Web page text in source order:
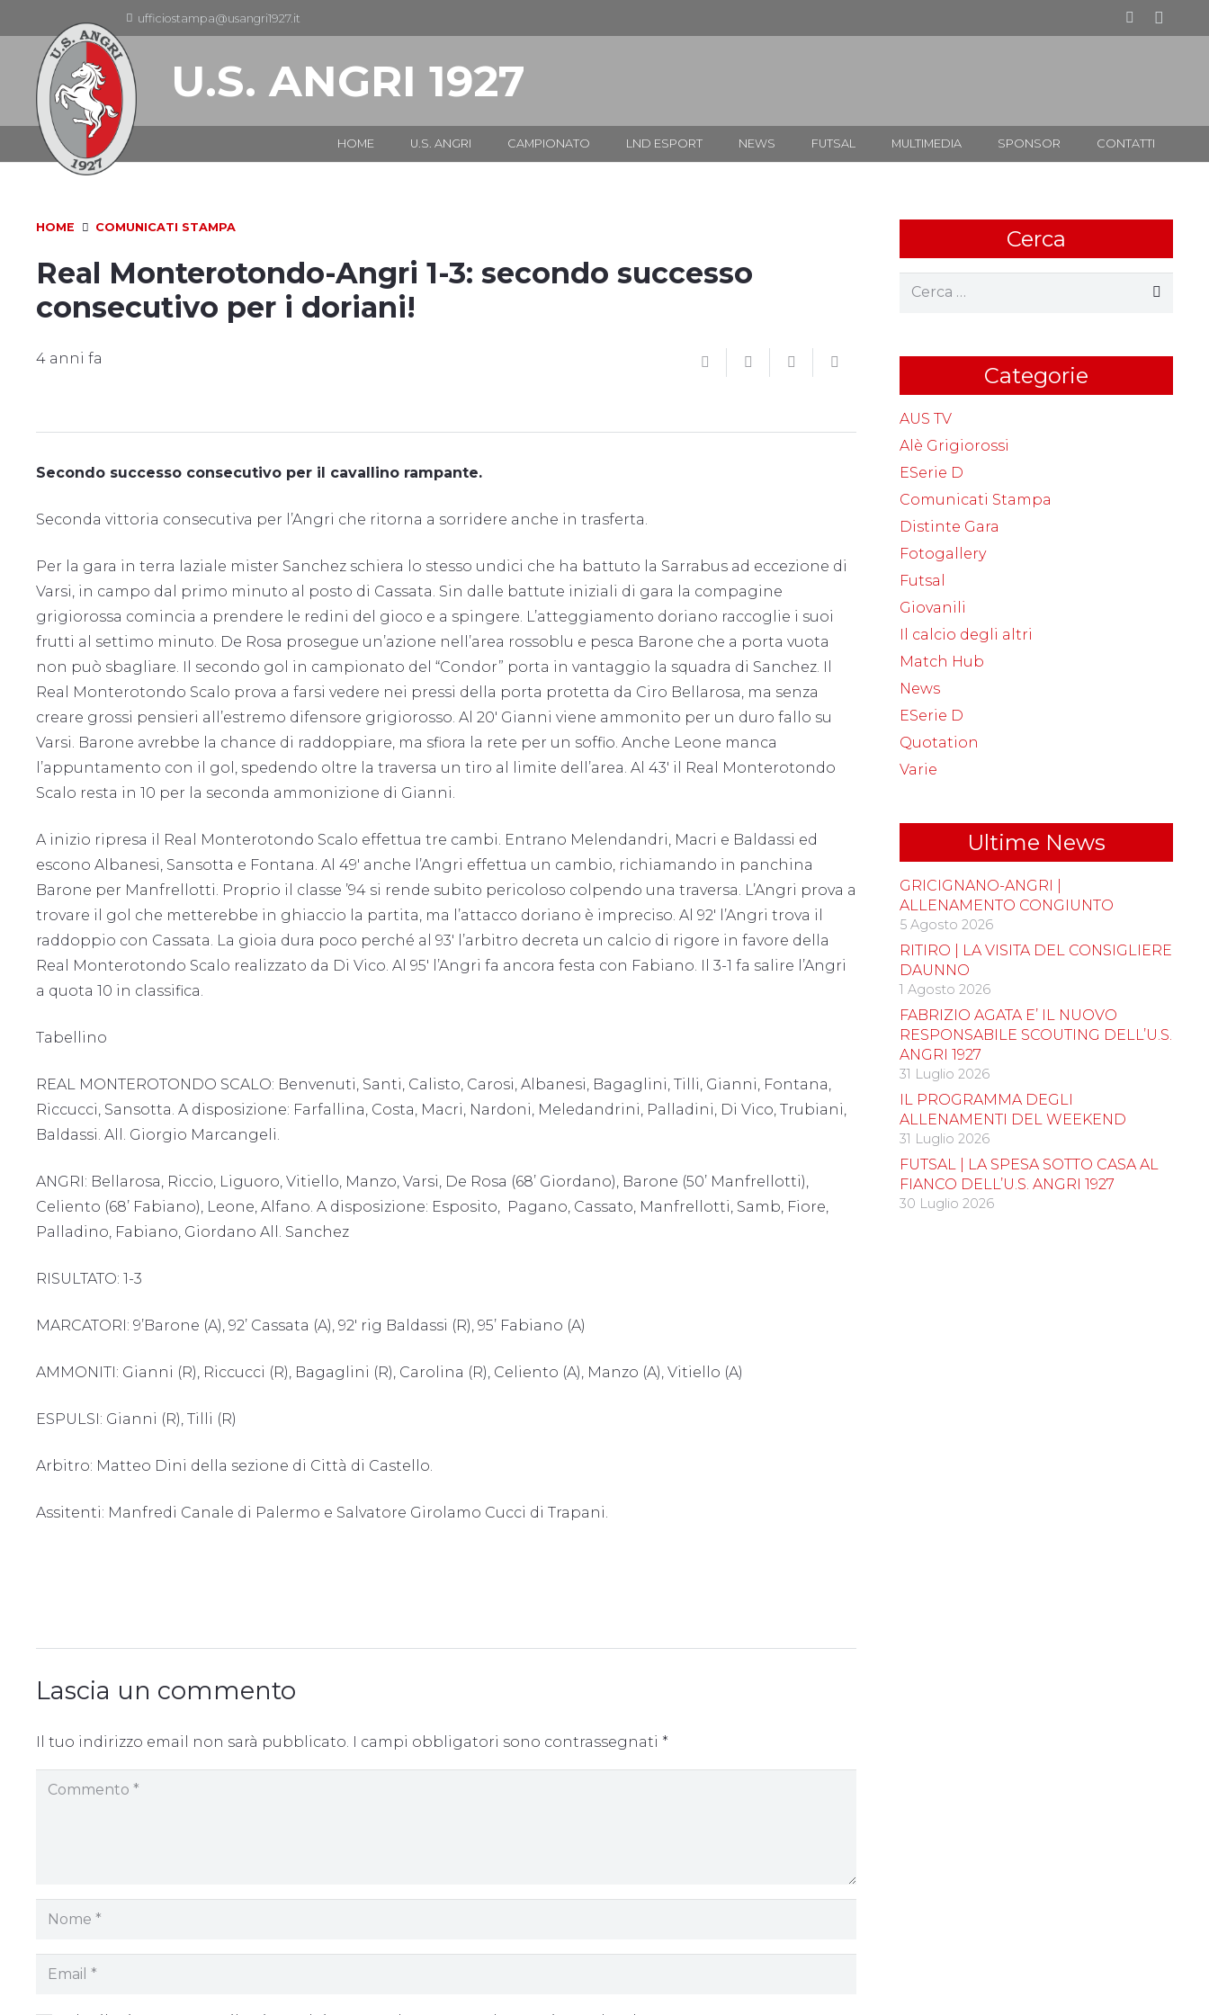
ufficiostampa@usangri1927.it
U.S. ANGRI 1927
HOME U.S. ANGRI CAMPIONATO LND ESPORT NEWS FUTSAL MULTIMEDIA SPONSOR CONTATTI
HOME COMUNICATI STAMPA
Real Monterotondo-Angri 1-3: secondo successo
consecutivo per i doriani!
4 anni fa
Secondo successo consecutivo per il cavallino rampante.
Seconda vittoria consecutiva per l’Angri che ritorna a sorridere anche in trasferta.
Per la gara in terra laziale mister Sanchez schiera lo stesso undici che ha battuto la Sarrabus ad eccezione di
Varsi, in campo dal primo minuto al posto di Cassata. Sin dalle battute iniziali di gara la compagine
grigiorossa comincia a prendere le redini del gioco e a spingere. L’atteggiamento doriano raccoglie i suoi
frutti al settimo minuto. De Rosa prosegue un’azione nell’area rossoblu e pesca Barone che a porta vuota
non può sbagliare. Il secondo gol in campionato del “Condor” porta in vantaggio la squadra di Sanchez. Il
Real Monterotondo Scalo prova a farsi vedere nei pressi della porta protetta da Ciro Bellarosa, ma senza
creare grossi pensieri all’estremo difensore grigiorosso. Al 20′ Gianni viene ammonito per un duro fallo su
Varsi. Barone avrebbe la chance di raddoppiare, ma sfiora la rete per un soffio. Anche Leone manca
l’appuntamento con il gol, spedendo oltre la traversa un tiro al limite dell’area. Al 43′ il Real Monterotondo
Scalo resta in 10 per la seconda ammonizione di Gianni.
A inizio ripresa il Real Monterotondo Scalo effettua tre cambi. Entrano Melendandri, Macri e Baldassi ed
escono Albanesi, Sansotta e Fontana. Al 49′ anche l’Angri effettua un cambio, richiamando in panchina
Barone per Manfrellotti. Proprio il classe ’94 si rende subito pericoloso colpendo una traversa. L’Angri prova a
trovare il gol che metterebbe in ghiaccio la partita, ma l’attacco doriano è impreciso. Al 92′ l’Angri trova il
raddoppio con Cassata. La gioia dura poco perché al 93′ l’arbitro decreta un calcio di rigore in favore della
Real Monterotondo Scalo realizzato da Di Vico. Al 95′ l’Angri fa ancora festa con Fabiano. Il 3-1 fa salire l’Angri
a quota 10 in classifica.
Tabellino
REAL MONTEROTONDO SCALO: Benvenuti, Santi, Calisto, Carosi, Albanesi, Bagaglini, Tilli, Gianni, Fontana,
Riccucci, Sansotta. A disposizione: Farfallina, Costa, Macri, Nardoni, Meledandrini, Palladini, Di Vico, Trubiani,
Baldassi. All. Giorgio Marcangeli.
ANGRI: Bellarosa, Riccio, Liguoro, Vitiello, Manzo, Varsi, De Rosa (68’ Giordano), Barone (50’ Manfrellotti),
Celiento (68’ Fabiano), Leone, Alfano. A disposizione: Esposito, Pagano, Cassato, Manfrellotti, Samb, Fiore,
Palladino, Fabiano, Giordano All. Sanchez
RISULTATO: 1-3
MARCATORI: 9’Barone (A), 92’ Cassata (A), 92′ rig Baldassi (R), 95’ Fabiano (A)
AMMONITI: Gianni (R), Riccucci (R), Bagaglini (R), Carolina (R), Celiento (A), Manzo (A), Vitiello (A)
ESPULSI: Gianni (R), Tilli (R)
Arbitro: Matteo Dini della sezione di Città di Castello.
Assitenti: Manfredi Canale di Palermo e Salvatore Girolamo Cucci di Trapani.
Lascia un commento
Il tuo indirizzo email non sarà pubblicato. I campi obbligatori sono contrassegnati *
Cerca
Ricerca
Categorie
AUS TV
Alè Grigiorossi
ESerie D
Comunicati Stampa
Distinte Gara
Fotogallery
Futsal
Giovanili
Il calcio degli altri
Match Hub
News
ESerie D
Quotation
Varie
Ultime News
GRICIGNANO-ANGRI |
ALLENAMENTO CONGIUNTO
5 Agosto 2026
RITIRO | LA VISITA DEL CONSIGLIERE
DAUNNO
1 Agosto 2026
FABRIZIO AGATA E’ IL NUOVO
RESPONSABILE SCOUTING DELL’U.S.
ANGRI 1927
31 Luglio 2026
IL PROGRAMMA DEGLI
ALLENAMENTI DEL WEEKEND
31 Luglio 2026
FUTSAL | LA SPESA SOTTO CASA AL
FIANCO DELL’U.S. ANGRI 1927
30 Luglio 2026